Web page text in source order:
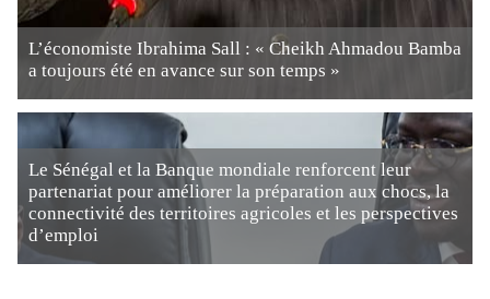
L’économiste Ibrahima Sall : « Cheikh Ahmadou Bamba
a toujours été en avance sur son temps »
Le Sénégal et la Banque mondiale renforcent leur
partenariat pour améliorer la préparation aux chocs, la
connectivité des territoires agricoles et les perspectives
d’emploi